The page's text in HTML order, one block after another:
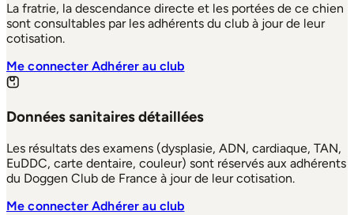
La fratrie, la descendance directe et les portées de ce chien
sont consultables par les adhérents du club à jour de leur
cotisation.
Me connecterAdhérer au club
Données sanitaires détaillées
Les résultats des examens (dysplasie, ADN, cardiaque, TAN,
EuDDC, carte dentaire, couleur) sont réservés aux adhérents
du Doggen Club de France à jour de leur cotisation.
Me connecterAdhérer au club